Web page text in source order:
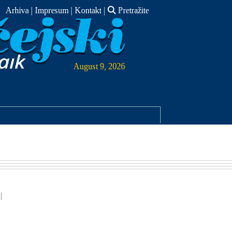
Arhiva Impresum Kontakt| Pretražite
August 9, 2026